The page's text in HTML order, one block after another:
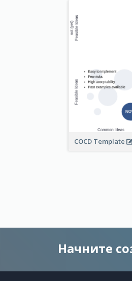
COCD Template
Начните